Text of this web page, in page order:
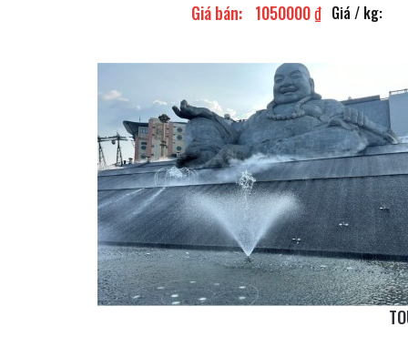
Giá bán: 1050000 ₫ Giá / kg: